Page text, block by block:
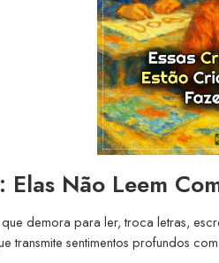
Não Leem
demora para ler, troca letras,
transmite sentimentos profundos